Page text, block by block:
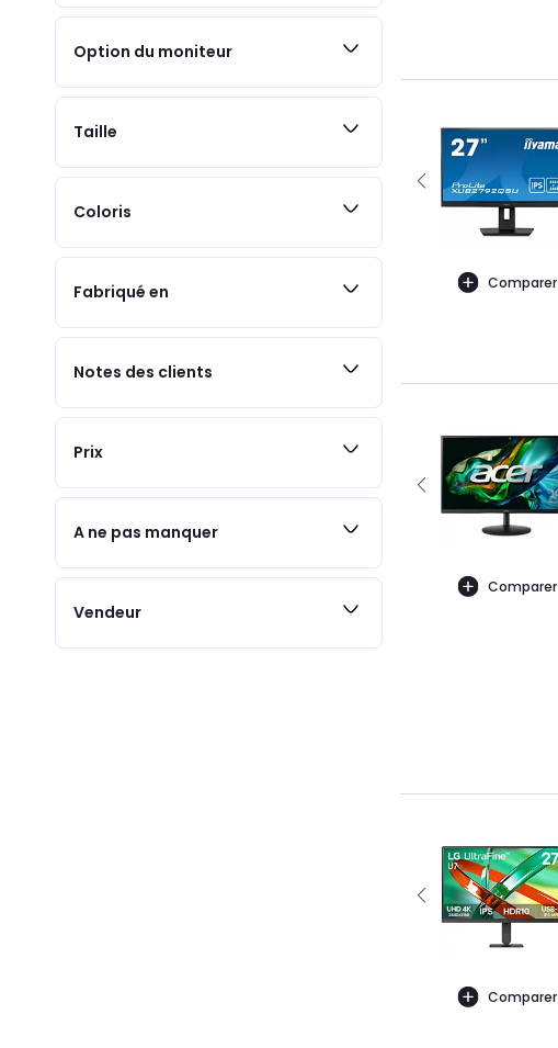
Option du moniteur
Taille
Coloris
Fabriqué en
Notes des clients
Prix
A ne pas manquer
Vendeur
Comparer
Comparer
Comparer